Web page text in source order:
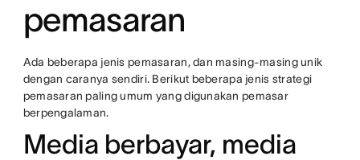
pemasaran
Ada beberapa jenis pemasaran, dan masing-masing unik
dengan caranya sendiri. Berikut beberapa jenis strategi
pemasaran paling umum yang digunakan pemasar
berpengalaman.
Media berbayar, media